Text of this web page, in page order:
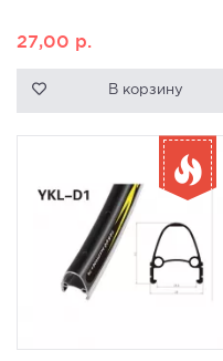
27,00 р.
В корзину